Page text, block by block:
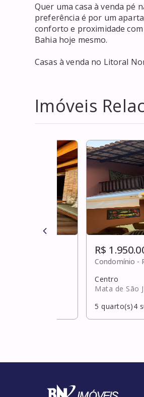
Quer uma casa à venda pé
preferência é por um
conforto e proximidade
Bahia hoje mesmo.
Casas à venda no Litoral
Imóveis
R$
Condomínio -
Centro
Mata de São
5 quarto(s)4